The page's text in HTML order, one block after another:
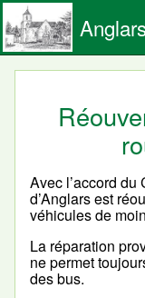
Avec l’accord
d’Anglars est
véhicules de
La réparation
ne permet
des bus.